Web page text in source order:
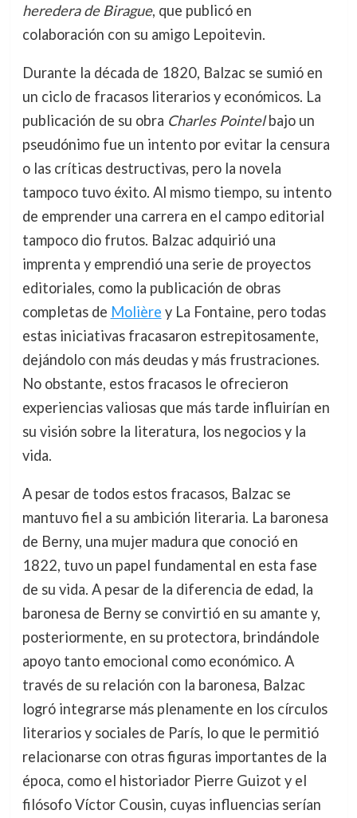
heredera de Birague, que publicó en
colaboración con su amigo Lepoitevin.
Durante la década de 1820, Balzac se sumió en
un ciclo de fracasos literarios y económicos. La
publicación de su obra Charles Pointelbajo un
pseudónimo fue un intento por evitar la censura
o las críticas destructivas, pero la novela
tampoco tuvo éxito. Al mismo tiempo, su intento
de emprender una carrera en el campo editorial
tampoco dio frutos. Balzac adquirió una
imprenta y emprendió una serie de proyectos
editoriales, como la publicación de obras
completas de Molière y La Fontaine, pero todas
estas iniciativas fracasaron estrepitosamente,
dejándolo con más deudas y más frustraciones.
No obstante, estos fracasos le ofrecieron
experiencias valiosas que más tarde influirían en
su visión sobre la literatura, los negocios y la
vida.
A pesar de todos estos fracasos, Balzac se
mantuvo fiel a su ambición literaria. La baronesa
de Berny, una mujer madura que conoció en
1822, tuvo un papel fundamental en esta fase
de su vida. A pesar de la diferencia de edad, la
baronesa de Berny se convirtió en su amante y,
posteriormente, en su protectora, brindándole
apoyo tanto emocional como económico. A
través de su relación con la baronesa, Balzac
logró integrarse más plenamente en los círculos
literarios y sociales de París, lo que le permitió
relacionarse con otras figuras importantes de la
época, como el historiador Pierre Guizot y el
filósofo Víctor Cousin, cuyas influencias serían